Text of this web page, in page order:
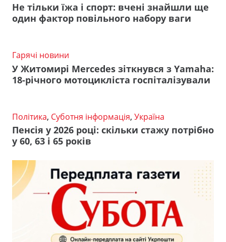
Не тільки їжа і спорт: вчені знайшли ще
один фактор повільного набору ваги
Гарячі новини
У Житомирі Mercedes зіткнувся з Yamaha:
18-річного мотоцикліста госпіталізували
Політика, Суботня інформація, Україна
Пенсія у 2026 році: скільки стажу потрібно
у 60, 63 і 65 років